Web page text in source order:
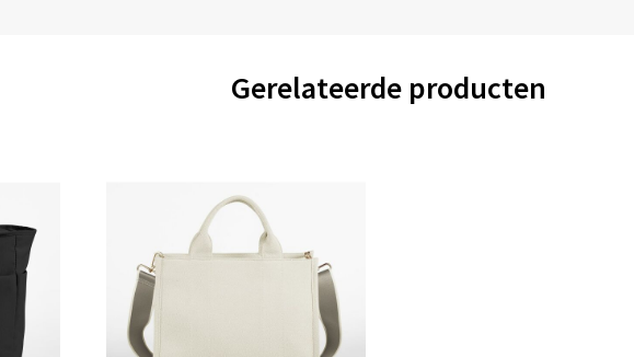
Gerelateerde producten